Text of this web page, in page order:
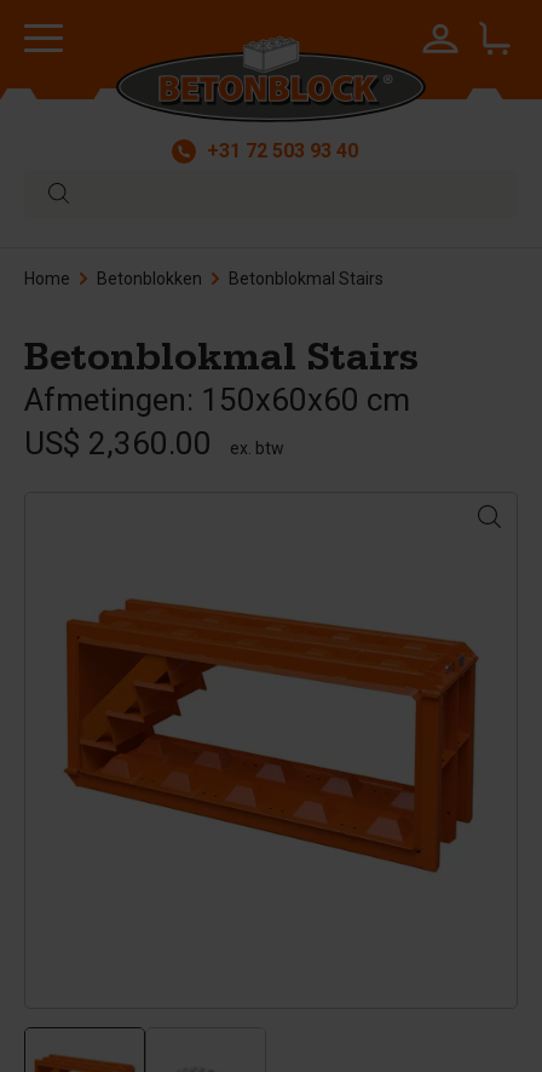
+31 72 503 93 40
Home Betonblokken Betonblokmal Stairs
Betonblokmal Stairs
Afmetingen: 150x60x60 cm
US$ 2,360.00
ex. btw